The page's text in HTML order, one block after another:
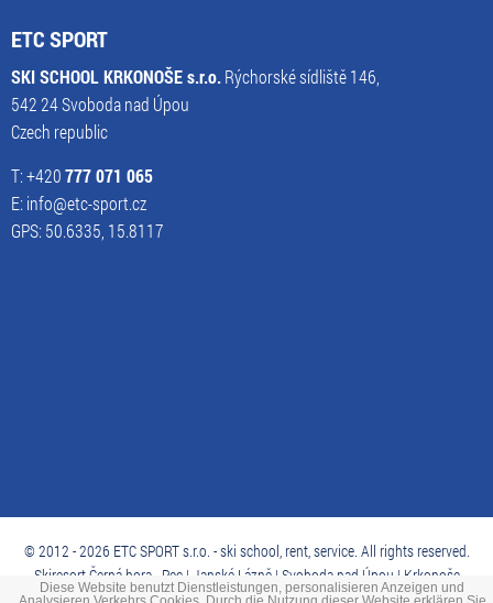
Diese Website benutzt Dienstleistungen, personalisieren Anzeigen und
ETC SPORT
SKI SCHOOL KRKONOŠE s.r.o.Rýchorské sídliště 146,
542 24 Svoboda nad Úpou
Czech republic
T: +420777 071 065
E: info@etc-sport.cz
GPS: 50.6335, 15.8117
© 2012 - 2026 ETC SPORT s.r.o. - ski school, rent, service. All rights reserved.
Skiresort Černá hora - Pec | Janské Lázně | Svoboda nad Úpou | Krkonoše